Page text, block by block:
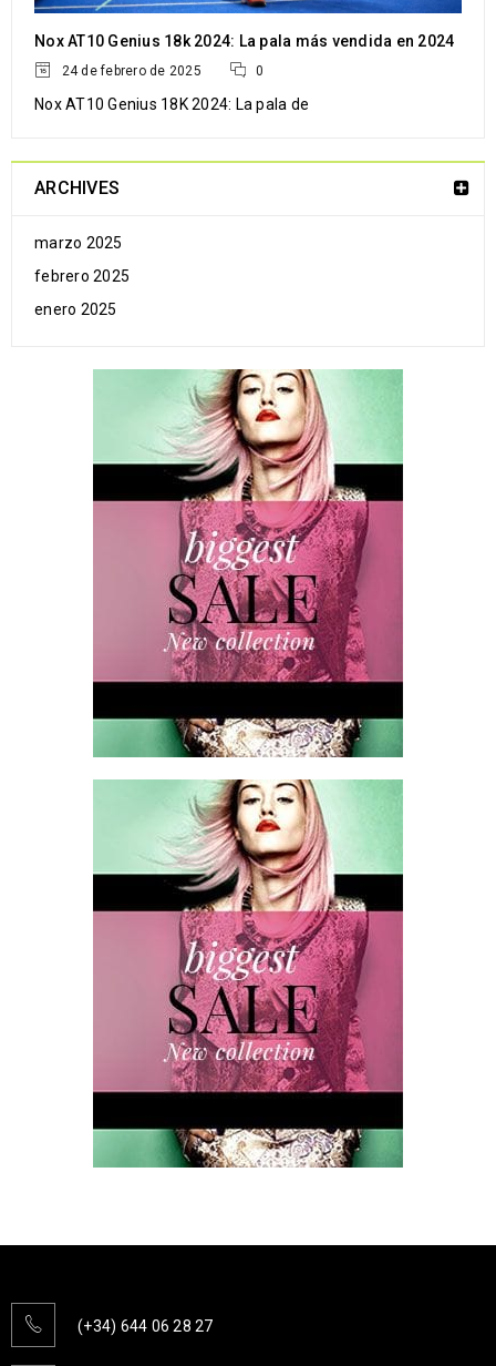
LEER MÁS
LEER MÁS
28
MAR
Nox AT10 Genius 18k 2024: La pala más vendida en 2024
24 de febrero de 2025 0
Nox AT10 Genius 18K 2024: La pala de
ARCHIVES
marzo 2025
febrero 2025
enero 2025
(+34) 644 06 28 27